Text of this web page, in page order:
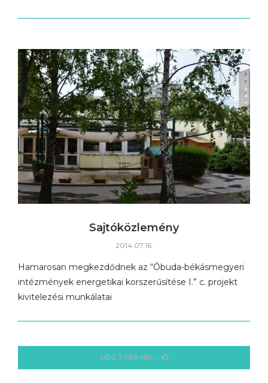
Sajtóközlemény
2014.07.16.
Hamarosan megkezdődnek az “Óbuda-békásmegyeri
intézmények energetikai korszerűsítése I.” c. projekt
kivitelezési munkálatai
NINCS KAPCSOLÓDÓ BEJEGYZÉS